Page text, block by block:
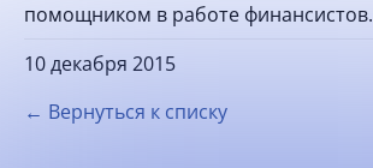
помощником в работе финансистов.
10 декабря 2015
← Вернуться к списку